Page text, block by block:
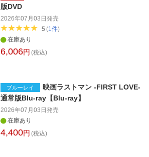
版DVD
2026年07月03日 発売
5(1件)
在庫あり
6,006円 (税込)
ブルーレイ
映画ラストマン -FIRST LOVE-
通常版Blu-ray【Blu-ray】
2026年07月03日 発売
在庫あり
4,400円 (税込)